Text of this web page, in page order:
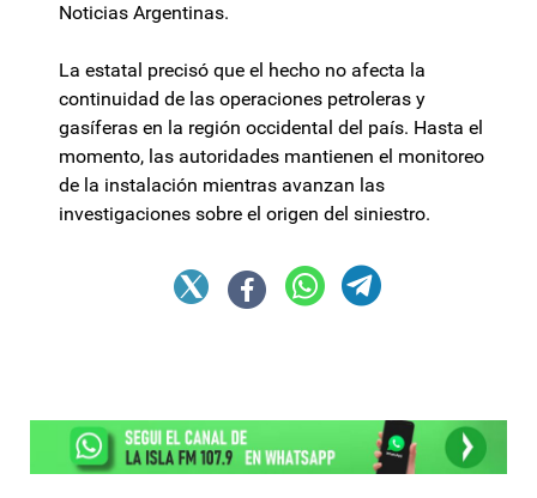
Noticias Argentinas.
La estatal precisó que el hecho no afecta la
continuidad de las operaciones petroleras y
gasíferas en la región occidental del país. Hasta el
momento, las autoridades mantienen el monitoreo
de la instalación mientras avanzan las
investigaciones sobre el origen del siniestro.